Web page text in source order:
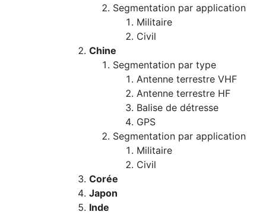
Segmentation par application
Militaire
Civil
Chine
Segmentation par type
Antenne terrestre VHF
Antenne terrestre HF
Balise de détresse
GPS
Segmentation par application
Militaire
Civil
Corée
Japon
Inde